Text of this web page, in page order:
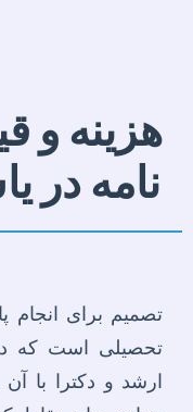
هزینه و
نامه در
تصمیم برای انجام
تحصیلی است که
ارشد و دکترا با